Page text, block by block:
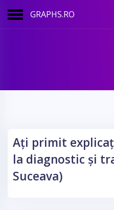
GRAPHS.RO
Ați primit
la diagnostic și
Suceava)